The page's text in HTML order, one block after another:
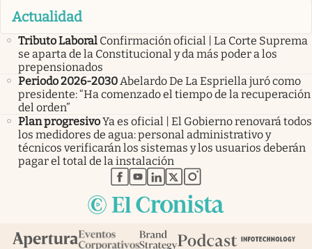
Actualidad
Tributo Laboral Confirmación oficial | La Corte Suprema
se aparta de la Constitucional y da más poder a los
prepensionados
Periodo 2026-2030Abelardo De La Espriella juró como
presidente: “Ha comenzado el tiempo de la recuperación
del orden”
Plan progresivoYa es oficial | El Gobierno renovará todos
los medidores de agua: personal administrativo y
técnicos verificarán los sistemas y los usuarios deberán
pagar el total de la instalación
abre en nueva pestaña
abre en nueva pestaña
abre en nueva pestaña
abre en nueva pestaña
abre en nueva pestaña